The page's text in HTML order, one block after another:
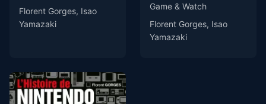
Florent Gorges, Isao
Yamazaki
Game & Watch
Florent Gorges, Isao
Yamazaki